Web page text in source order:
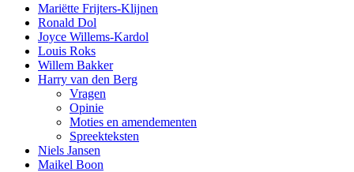
Mariëtte Frijters-Klijnen
Ronald Dol
Joyce Willems-Kardol
Louis Roks
Willem Bakker
Harry van den Berg
Vragen
Opinie
Moties en amendementen
Spreekteksten
Niels Jansen
Maikel Boon